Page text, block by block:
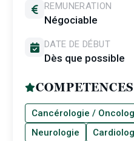
REMUNERATION
Négociable
DATE DE DÉBUT
Dès que possible
Cancérologie /
Neurologie